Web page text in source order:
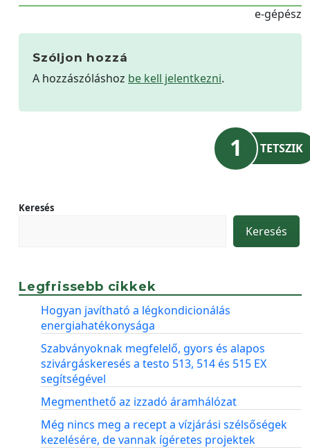
e-gépész
Szóljon hozzá
A hozzászóláshoz be kell jelentkezni.
1 TETSZIK
Keresés
Keresés
Legfrissebb cikkek
Hogyan javítható a légkondicionálás
energiahatékonysága
Szabványoknak megfelelő, gyors és alapos
szivárgáskeresés a testo 513, 514 és 515 EX
segítségével
Megmenthető az izzadó áramhálózat
Még nincs meg a recept a vízjárási szélsőségek
kezelésére, de vannak ígéretes projektek